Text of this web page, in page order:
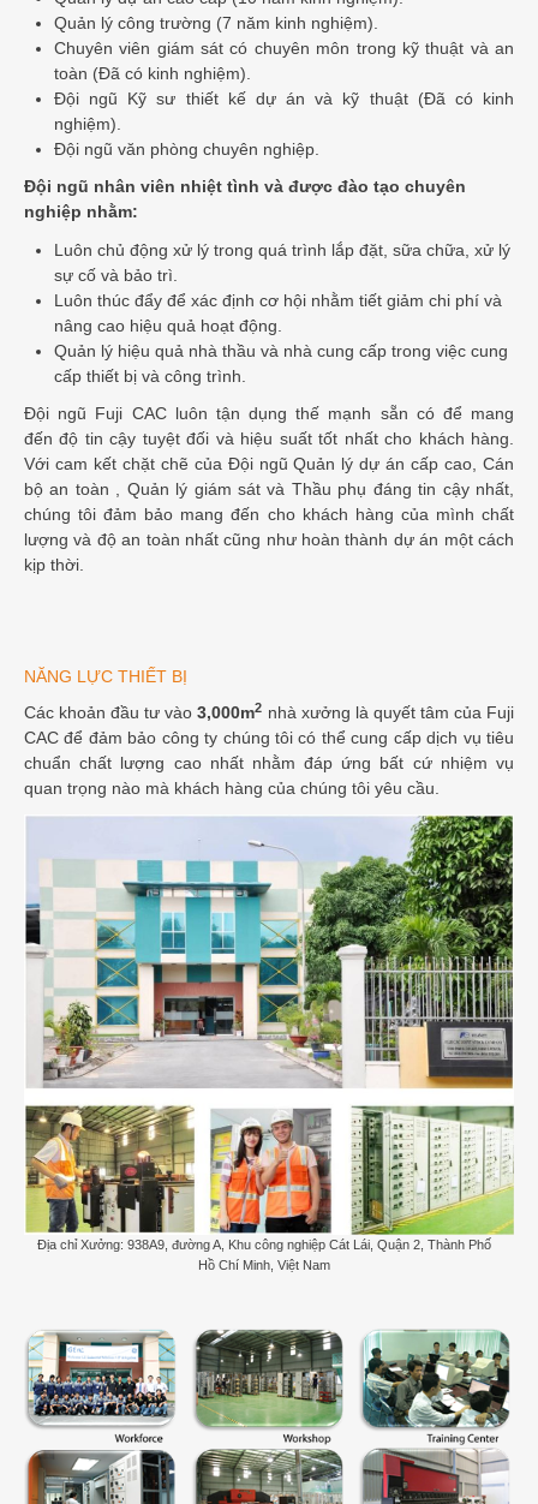
Quản lý công trường (7 năm kinh nghiệm).
Chuyên viên giám sát có chuyên môn trong kỹ thuật và an
toàn (Đã có kinh nghiệm).
Đội ngũ Kỹ sư thiết kế dự án và kỹ thuật (Đã có kinh
nghiệm).
Đội ngũ văn phòng chuyên nghiệp.
Đội ngũ nhân viên nhiệt tình và được đào tạo chuyên
nghiệp nhằm:
Luôn chủ động xử lý trong quá trình lắp đặt, sữa chữa, xử lý
sự cố và bảo trì.
Luôn thúc đẩy để xác định cơ hội nhằm tiết giảm chi phí và
nâng cao hiệu quả hoạt động.
Quản lý hiệu quả nhà thầu và nhà cung cấp trong việc cung
cấp thiết bị và công trình.
Đội ngũ Fuji CAC luôn tận dụng thế mạnh sẵn có để mang
đến độ tin cậy tuyệt đối và hiệu suất tốt nhất cho khách hàng.
Với cam kết chặt chẽ của Đội ngũ Quản lý dự án cấp cao, Cán
bộ an toàn , Quản lý giám sát và Thầu phụ đáng tin cậy nhất,
chúng tôi đảm bảo mang đến cho khách hàng của mình chất
lượng và độ an toàn nhất cũng như hoàn thành dự án một cách
kịp thời.
NĂNG LỰC THIẾT BỊ
Các khoản đầu tư vào3,000m2 nhà xưởng là quyết tâm của Fuji
CAC để đảm bảo công ty chúng tôi có thể cung cấp dịch vụ tiêu
chuẩn chất lượng cao nhất nhằm đáp ứng bất cứ nhiệm vụ
quan trọng nào mà khách hàng của chúng tôi yêu cầu.
Địa chỉ Xưởng: 938A9, đường A, Khu công nghiệp Cát Lái, Quận 2, Thành Phố
Hồ Chí Minh, Việt Nam